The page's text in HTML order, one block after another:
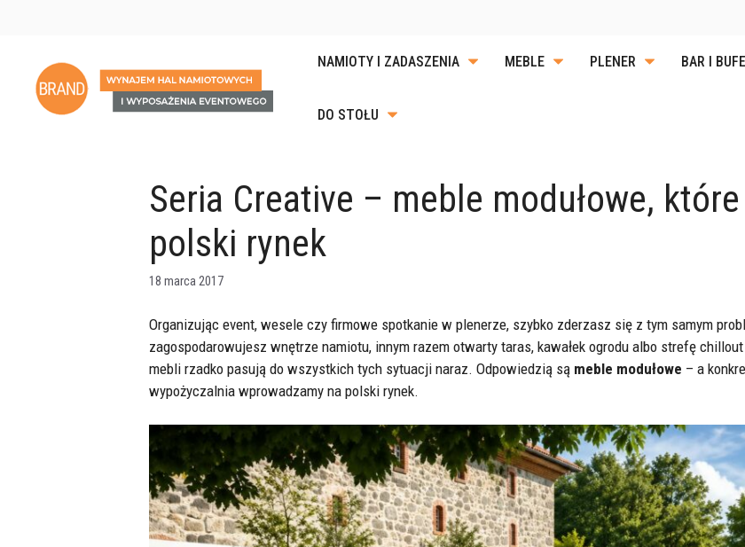
NAMIOTY I ZADASZENIA MEBLE
STOŁY, ŁAWY I STOLIKI
POKROWCE NA STOŁY I
PLENER BAR I
POJEMNIKI
GASTRONOMICZNE GN
WYPOSAŻENIE BARU SYSTEMY
DO STOŁU
ZASTAWA PORCELANOWA
DESERÓW
DODATKI DO STOŁU
SZTUĆCE DO SERWOWANIA
Seria Creative – meble modułowe,
polski rynek
18 marca 2017
Organizując event, wesele czy firmowe spotkanie w plenerze, szybko zderzasz się z tym samym
zagospodarowujesz wnętrze namiotu, innym razem otwarty taras, kawałek ogrodu albo strefę
mebli rzadko pasują do wszystkich tych sytuacji naraz. Odpowiedzią są meble modułowe – a
wypożyczalnia wprowadzamy na polski rynek.